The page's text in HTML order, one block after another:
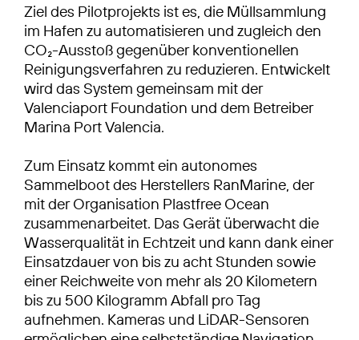
Ziel des Pilotprojekts ist es, die Müllsammlung
im Hafen zu automatisieren und zugleich den
CO₂-Ausstoß gegenüber konventionellen
Reinigungsverfahren zu reduzieren. Entwickelt
wird das System gemeinsam mit der
Valenciaport Foundation und dem Betreiber
Marina Port Valencia.
Zum Einsatz kommt ein autonomes
Sammelboot des Herstellers RanMarine, der
mit der Organisation Plastfree Ocean
zusammenarbeitet. Das Gerät überwacht die
Wasserqualität in Echtzeit und kann dank einer
Einsatzdauer von bis zu acht Stunden sowie
einer Reichweite von mehr als 20 Kilometern
bis zu 500 Kilogramm Abfall pro Tag
aufnehmen. Kameras und LiDAR-Sensoren